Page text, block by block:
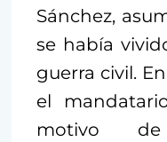
Sánchez,
se había
guerra civil.
el
motivo